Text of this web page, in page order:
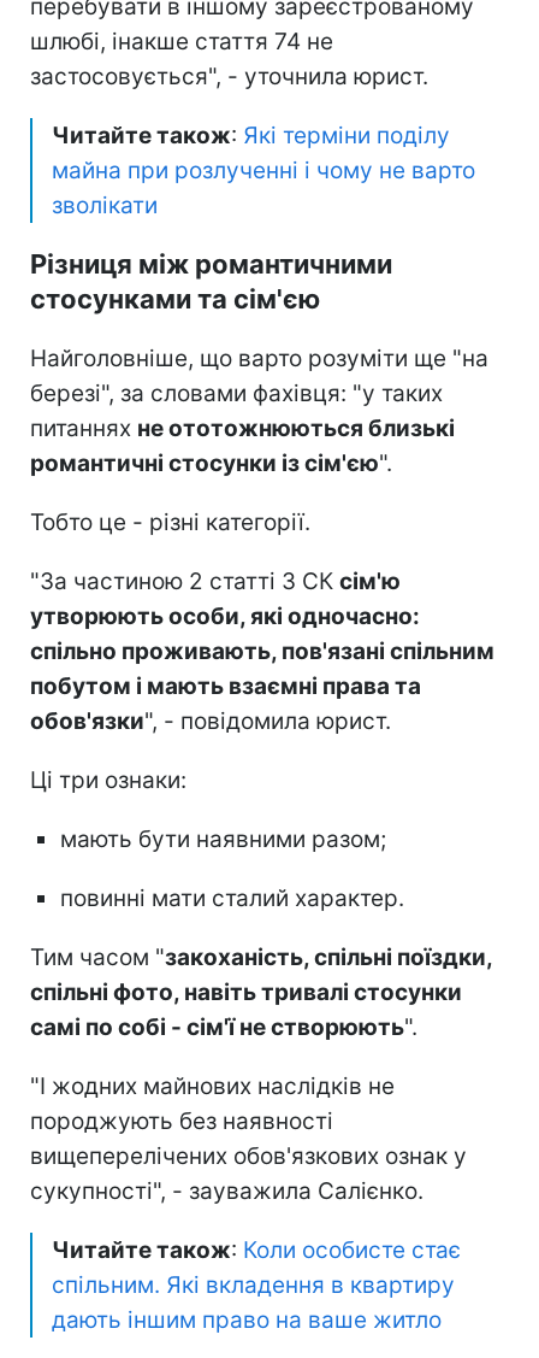
перебувати в іншому зареєстрованому
шлюбі, інакше стаття 74 не
застосовується", - уточнила юрист.
Читайте також: Які терміни поділу
майна при розлученні і чому не варто
зволікати
Різниця між романтичними
стосунками та сім'єю
Найголовніше, що варто розуміти ще "на
березі", за словами фахівця: "у таких
питаннях не ототожнюються близькі
романтичні стосунки із сім'єю".
Тобто це - різні категорії.
"За частиною 2 статті 3 СК сім'ю
утворюють особи, які одночасно:
спільно проживають, пов'язані спільним
побутом і мають взаємні права та
обов'язки", - повідомила юрист.
Ці три ознаки:
мають бути наявними разом;
повинні мати сталий характер.
Тим часом "закоханість, спільні поїздки,
спільні фото, навіть тривалі стосунки
самі по собі - сім'ї не створюють".
"І жодних майнових наслідків не
породжують без наявності
вищеперелічених обов'язкових ознак у
сукупності", - зауважила Салієнко.
Читайте також: Коли особисте стає
спільним. Які вкладення в квартиру
дають іншим право на ваше житло